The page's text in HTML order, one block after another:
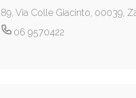
89, Via Colle Giacinto, 00039,
06 9570422